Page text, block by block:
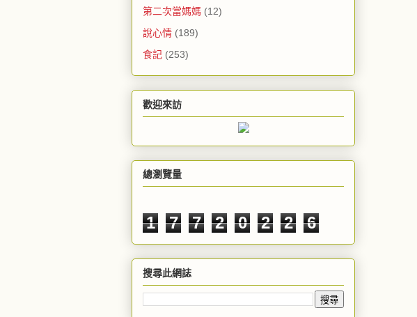
第二次當媽媽 (12)
說心情 (189)
食記 (253)
歡迎來訪
總瀏覽量
1 7 7 2 0 2 2 6
搜尋此網誌